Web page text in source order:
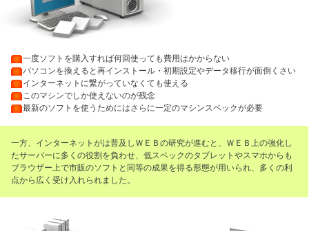
・ 一度ソフトを購入すれば何回使っても費用はかからない
・ パソコンを換えると再インストール・初期設定やデータ移行が面倒くさい
・ インターネットに繋がっていなくても使える
・ このマシンでしか使えないのが残念
・ 最新のソフトを使うためにはさらに一定のマシンスペックが必要
一方、インターネットがは普及しＷＥＢの研究が進むと、ＷＥＢ上の強化し
たサーバーに多くの役割を負わせ、低スペックのタブレットやスマホからも
ブラウザー上で市販のソフトと同等の成果を得る形態が用いられ、多くの利
点から広く受け入れられました。